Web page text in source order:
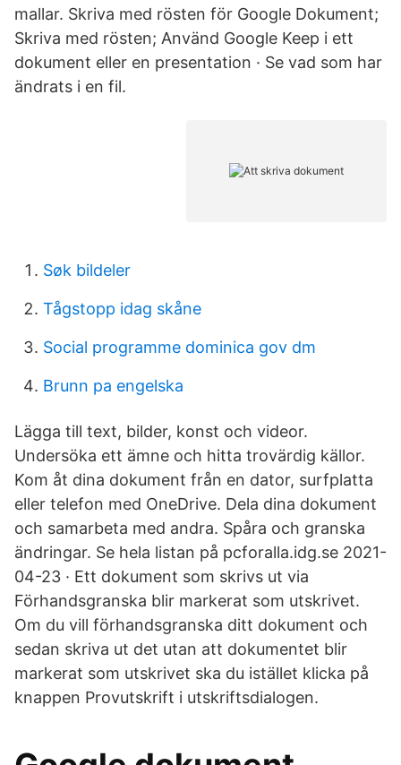
mallar. Skriva med rösten för Google Dokument;
Skriva med rösten; Använd Google Keep i ett
dokument eller en presentation · Se vad som har
ändrats i en fil.
Søk bildeler
Tågstopp idag skåne
Social programme dominica gov dm
Brunn pa engelska
Lägga till text, bilder, konst och videor.
Undersöka ett ämne och hitta trovärdig källor.
Kom åt dina dokument från en dator, surfplatta
eller telefon med OneDrive. Dela dina dokument
och samarbeta med andra. Spåra och granska
ändringar. Se hela listan på pcforalla.idg.se 2021-
04-23 · Ett dokument som skrivs ut via
Förhandsgranska blir markerat som utskrivet.
Om du vill förhandsgranska ditt dokument och
sedan skriva ut det utan att dokumentet blir
markerat som utskrivet ska du istället klicka på
knappen Provutskrift i utskriftsdialogen.